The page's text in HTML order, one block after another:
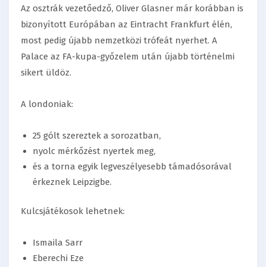
Az osztrák vezetőedző, Oliver Glasner már korábban is
bizonyított Európában az Eintracht Frankfurt élén,
most pedig újabb nemzetközi trófeát nyerhet. A
Palace az FA-kupa-győzelem után újabb történelmi
sikert üldöz.
A londoniak:
25 gólt szereztek a sorozatban,
nyolc mérkőzést nyertek meg,
és a torna egyik legveszélyesebb támadósorával
érkeznek Leipzigbe.
Kulcsjátékosok lehetnek:
Ismaila Sarr
Eberechi Eze